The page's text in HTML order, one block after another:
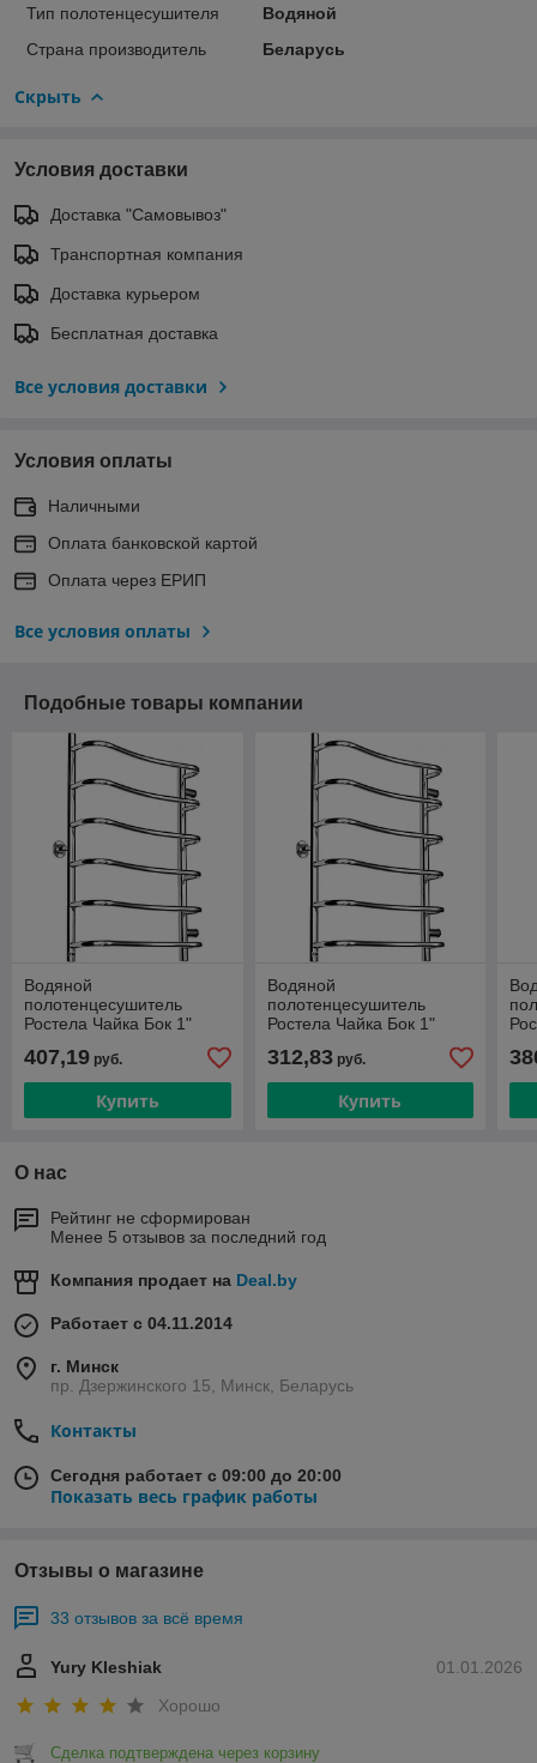
Тип полотенцесушителя
Водяной
Страна производитель
Беларусь
Скрыть
Условия доставки
Доставка "Самовывоз"
Транспортная компания
Доставка курьером
Бесплатная доставка
Все условия доставки
Условия оплаты
Наличными
Оплата банковской картой
Оплата через ЕРИП
Все условия оплаты
Подобные товары компании
Водяной
полотенцесушитель
Ростела Чайка Бок 1"
407,19 руб.
Купить
Водяной
полотенцесушитель
Ростела Чайка Бок 1"
312,83руб.
Купить
О нас
Рейтинг не сформирован
Менее 5 отзывов за последний год
Компания продает на Deal.by
Работает с 04.11.2014
г. Минск
пр. Дзержинского 15, Минск, Беларусь
Контакты
Сегодня работает с 09:00 до 20:00
Показать весь график работы
Отзывы о магазине
33 отзывов за всё время
01.01.2026
Yury Kleshiak
Хорошо
Сделка подтверждена через корзину